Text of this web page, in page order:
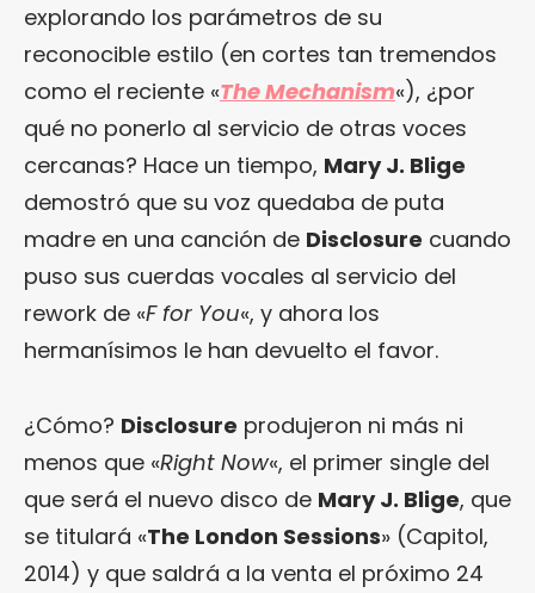
explorando los parámetros de su
reconocible estilo (en cortes tan tremendos
como el reciente «The Mechanism«), ¿por
qué no ponerlo al servicio de otras voces
cercanas? Hace un tiempo, Mary J. Blige
demostró que su voz quedaba de puta
madre en una canción de Disclosure cuando
puso sus cuerdas vocales al servicio del
rework de «F for You«, y ahora los
hermanísimos le han devuelto el favor.
¿Cómo? Disclosure produjeron ni más ni
menos que «Right Now«, el primer single del
que será el nuevo disco de Mary J. Blige, que
se titulará «The London Sessions» (Capitol,
2014) y que saldrá a la venta el próximo 24